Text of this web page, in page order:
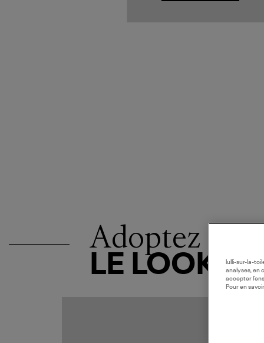
Adoptez
LE LOOK
lulli-sur-la-
analyses, en
accepter
Pour en